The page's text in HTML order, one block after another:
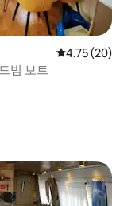
평점 4.75
4.75 (20)
빔 보트